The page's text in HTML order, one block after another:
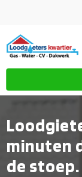
minuten
de stoep.